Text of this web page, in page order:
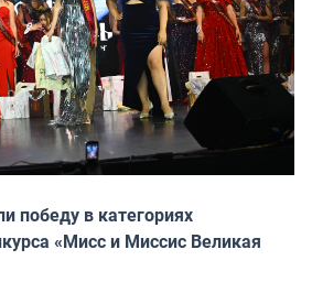
победу в категориях
«Мисс и Миссис Великая